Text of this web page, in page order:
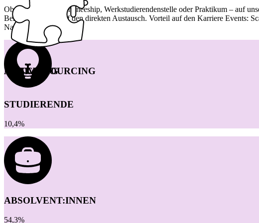
ACTIVE SOURCING
MATCHING
Ob Direkteinstieg, Traineeship, Werkstudierendenstelle oder Praktikum – auf
Berufserfahrung) auf den direkten Austausch. Vorteil auf den Karriere Events:
Nachgang.
STUDIERENDE
10,4%
ABSOLVENT:INNEN
54,3%